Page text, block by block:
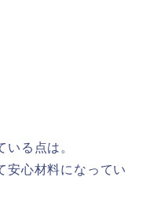
る点は。
安心材料になってい